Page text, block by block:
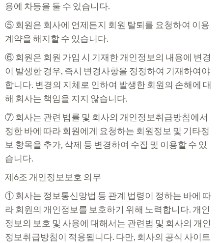
용에 차등을 둘 수 있습니다.
⑤ 회원은 회사에 언제든지 회원 탈퇴를 요청하여 이용
계약을 해지할 수 있습니다.
⑥ 회원은 회원 가입 시 기재한 개인정보의 내용에 변경
이 발생한 경우, 즉시 변경사항을 정정하여 기재하여야
합니다. 변경의 지체로 인하여 발생한 회원의 손해에 대
해 회사는 책임을 지지 않습니다.
⑦ 회사는 관련 법률 및 회사의 개인정보취급방침에서
정한 바에 따라 회원에게 요청하는 회원정보 및 기타정
보 항목을 추가, 삭제 등 변경하여 수집 및 이용할 수 있
습니다.
제6조 개인정보보호 의무
① 회사는 정보통신망법 등 관계 법령이 정하는 바에 따
라 회원의 개인정보를 보호하기 위해 노력합니다. 개인
정보의 보호 및 사용에 대해서는 관련법 및 회사의 개인
정보취급방침이 적용됩니다. 다만, 회사의 공식 사이트